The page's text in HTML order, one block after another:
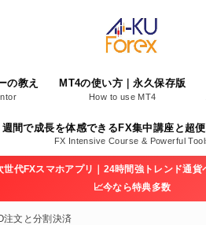
の教え MT4の使い方｜永久保存版
How to use MT4
週間で成長を体感できるFX集中講座と超
FX Intensive Course & Powerful
代FXスマホアプリ｜24時間強トレンド通
📈今なら特典多数
注文と分割決済